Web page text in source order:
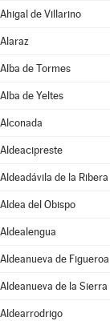
Ahigal de Villarino
Alaraz
Alba de Tormes
Alba de Yeltes
Alconada
Aldeacipreste
Aldeadávila de la Ribera
Aldea del Obispo
Aldealengua
Aldeanueva de Figueroa
Aldeanueva de la Sierra
Aldearrodrigo